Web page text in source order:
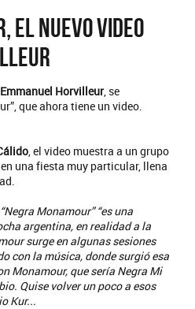
el nuevo video
Emmanuel Horvilleur, se
que ahora tiene un video.
, el video muestra a un grupo
una fiesta muy particular, llena
“Negra Monamour” “es una
argentina, en realidad a la
surge en algunas sesiones
con la música, donde surgió esa
Monamour, que sería Negra Mi
Quise volver un poco a esos
Kur...